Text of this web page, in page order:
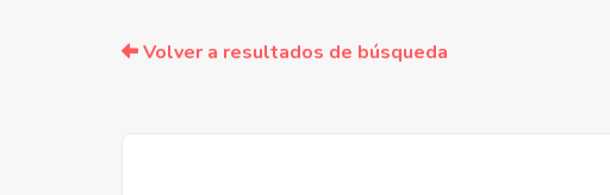
Volver a resultados de búsqueda